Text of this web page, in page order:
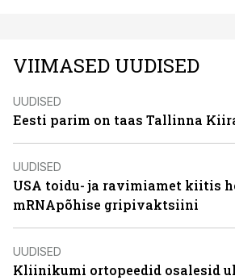
VIIMASED UUDISED
UUDISED
Eesti parim on taas Tallinna
UUDISED
USA toidu- ja ravimiamet kiitis
mRNApõhise gripivaktsiini
UUDISED
Kliinikumi ortopeedid osalesid